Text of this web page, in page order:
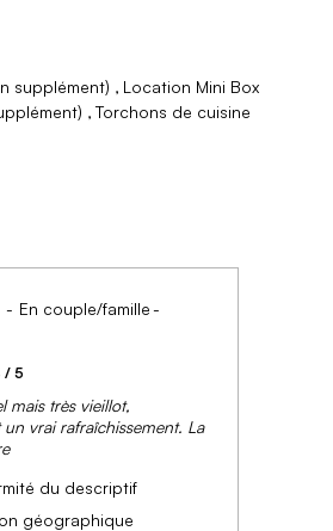
supplément)
Location Mini Box
Torchons de cuisine
En couple/famille
/ 5
mais très vieillot,
un vrai rafraîchissement. La
du descriptif
géographique